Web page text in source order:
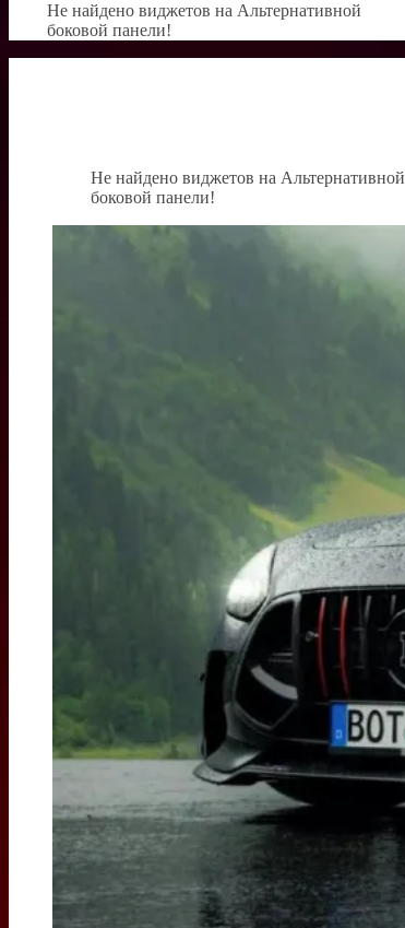
Не найдено виджетов на Альтернативной
боковой панели!
Не найдено виджетов на Альтернативной
боковой панели!